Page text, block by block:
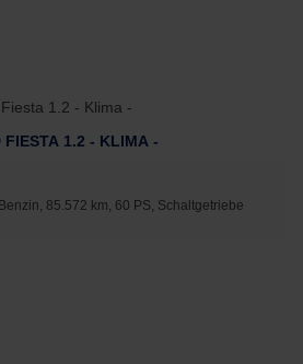
FIESTA 1.2 - KLIMA -
85.572 km, 60 PS, Schaltgetriebe